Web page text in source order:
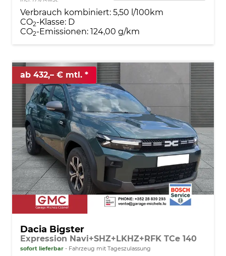
Verbrauch kombiniert: 5,50 l/100km
CO2-Klasse: D
CO2-Emissionen: 124,00 g/km
ab 432,– € mtl.
Dacia Bigster
Expression Navi+SHZ+LKHZ+RFK TCe 140
sofort lieferbar Fahrzeug mit Tageszulassung